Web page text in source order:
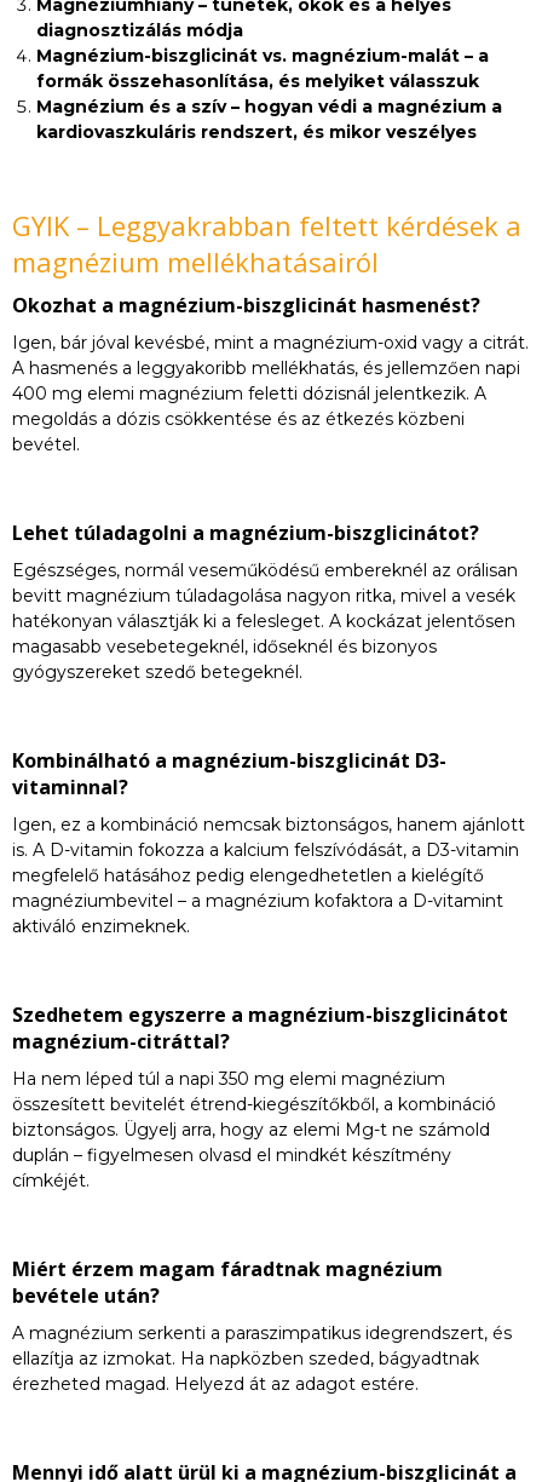
Magnéziumhiány – tünetek, okok és a helyes
diagnosztizálás módja
Magnézium-biszglicinát vs. magnézium-malát – a
formák összehasonlítása, és melyiket válasszuk
Magnézium és a szív – hogyan védi a magnézium a
kardiovaszkuláris rendszert, és mikor veszélyes
GYIK – Leggyakrabban feltett kérdések a
magnézium mellékhatásairól
Okozhat a magnézium-biszglicinát hasmenést?
Igen, bár jóval kevésbé, mint a magnézium-oxid vagy a citrát.
A hasmenés a leggyakoribb mellékhatás, és jellemzően napi
400 mg elemi magnézium feletti dózisnál jelentkezik. A
megoldás a dózis csökkentése és az étkezés közbeni
bevétel.
Lehet túladagolni a magnézium-biszglicinátot?
Egészséges, normál veseműködésű embereknél az orálisan
bevitt magnézium túladagolása nagyon ritka, mivel a vesék
hatékonyan választják ki a felesleget. A kockázat jelentősen
magasabb vesebetegeknél, időseknél és bizonyos
gyógyszereket szedő betegeknél.
Kombinálható a magnézium-biszglicinát D3-
vitaminnal?
Igen, ez a kombináció nemcsak biztonságos, hanem ajánlott
is. A D-vitamin fokozza a kalcium felszívódását, a D3-vitamin
megfelelő hatásához pedig elengedhetetlen a kielégítő
magnéziumbevitel – a magnézium kofaktora a D-vitamint
aktiváló enzimeknek.
Szedhetem egyszerre a magnézium-biszglicinátot
magnézium-citráttal?
Ha nem léped túl a napi 350 mg elemi magnézium
összesített bevitelét étrend-kiegészítőkből, a kombináció
biztonságos. Ügyelj arra, hogy az elemi Mg-t ne számold
duplán – figyelmesen olvasd el mindkét készítmény
címkéjét.
Miért érzem magam fáradtnak magnézium
bevétele után?
A magnézium serkenti a paraszimpatikus idegrendszert, és
ellazítja az izmokat. Ha napközben szeded, bágyadtnak
érezheted magad. Helyezd át az adagot estére.
Mennyi idő alatt ürül ki a magnézium-biszglicinát a